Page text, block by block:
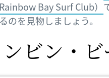
Bay Surf Club）
のを見物しましょう。
ビン・ビ